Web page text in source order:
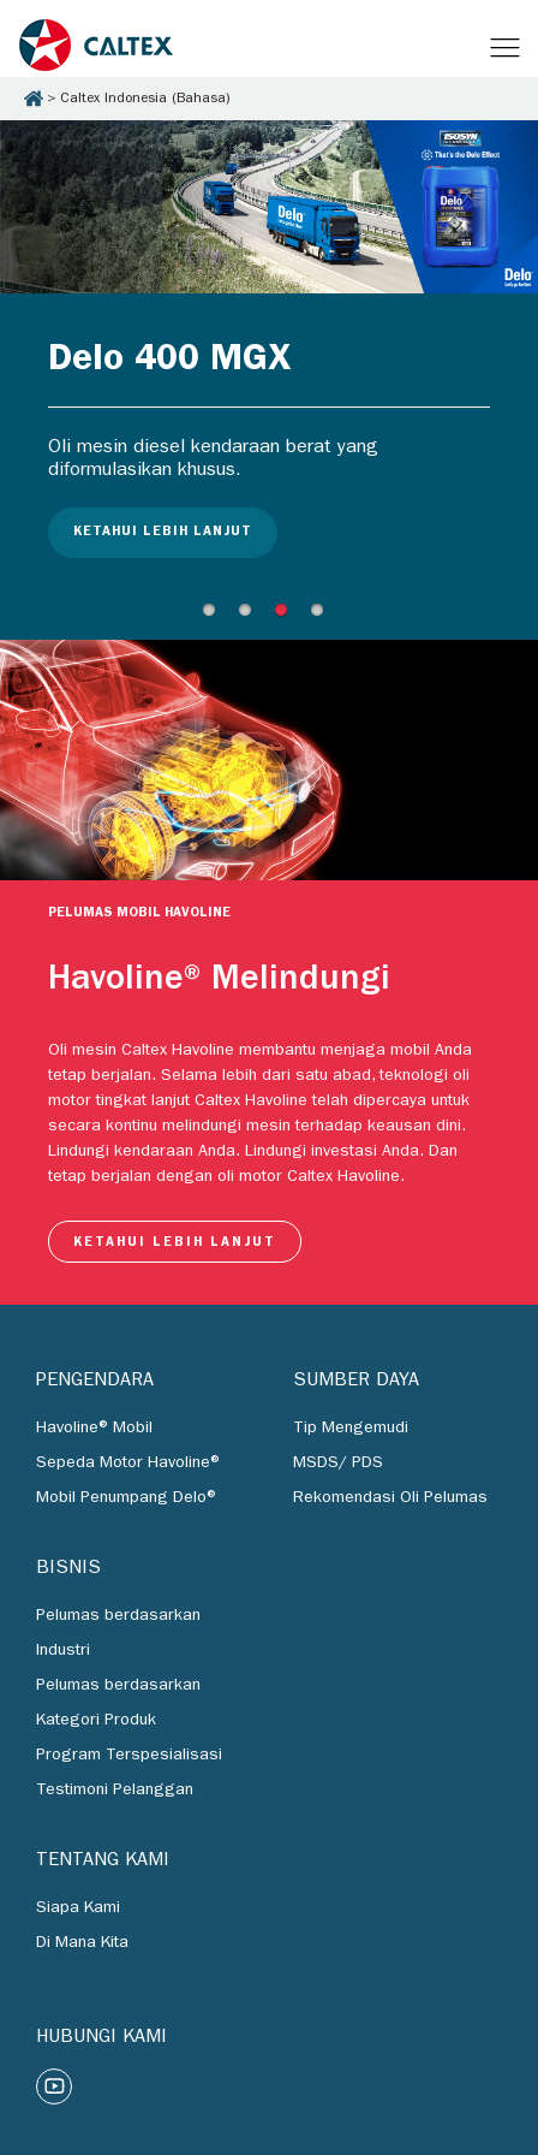
Caltex Indonesia (Bahasa)
Delo 400 MGX
Oli mesin diesel kendaraan berat yang
diformulasikan khusus.
KETAHUI LEBIH LANJUT
PELUMAS MOBIL HAVOLINE
Havoline® Melindungi
Oli mesin Caltex Havoline membantu menjaga mobil Anda
tetap berjalan. Selama lebih dari satu abad, teknologi oli
motor tingkat lanjut Caltex Havoline telah dipercaya untuk
secara kontinu melindungi mesin terhadap keausan dini.
Lindungi kendaraan Anda. Lindungi investasi Anda. Dan
tetap berjalan dengan oli motor Caltex Havoline.
KETAHUI LEBIH LANJUT
PENGENDARA
Havoline® Mobil
Sepeda Motor Havoline®
Mobil Penumpang Delo®
BISNIS
Pelumas berdasarkan
Industri
Pelumas berdasarkan
Kategori Produk
Program Terspesialisasi
Testimoni Pelanggan
TENTANG KAMI
Siapa Kami
Di Mana Kita
SUMBER DAYA
Tip Mengemudi
MSDS/ PDS
Rekomendasi Oli Pelumas
HUBUNGI KAMI